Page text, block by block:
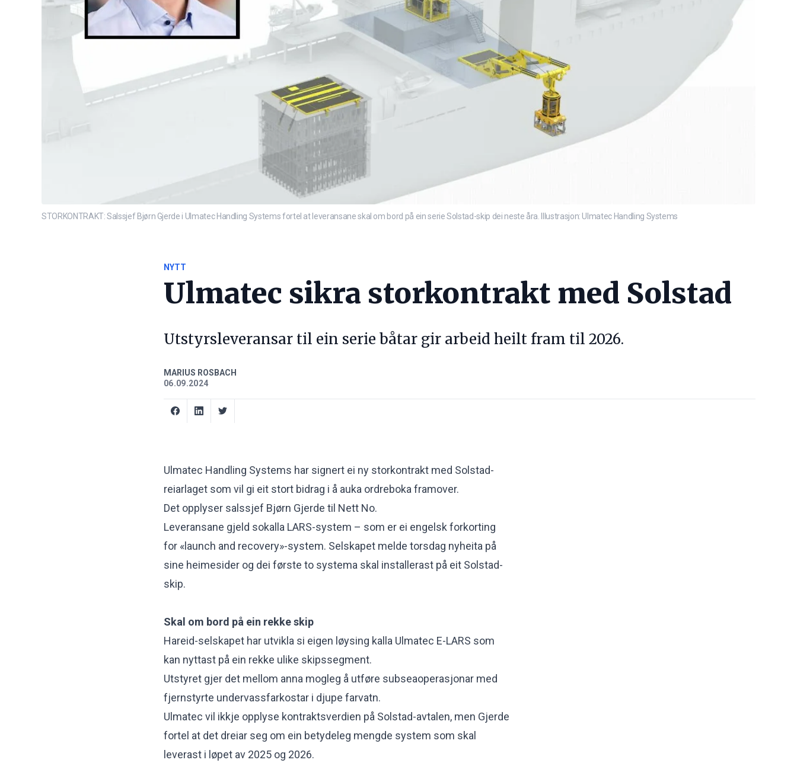
STORKONTRAKT: Salssjef Bjørn Gjerde i Ulmatec Handling Systems fortel at leveransane skal om bord på ein serie Solstad-skip dei neste åra. Illustrasjon: Ulmatec Handling Systems
NYTT
Ulmatec sikra storkontrakt med Solstad
Utstyrsleveransar til ein serie båtar gir arbeid heilt fram til 2026.
MARIUS ROSBACH
06.09.2024
Ulmatec Handling Systems har signert ei ny storkontrakt med Solstad-
reiarlaget som vil gi eit stort bidrag i å auka ordreboka framover.
Det opplyser salssjef Bjørn Gjerde til Nett No.
Leveransane gjeld sokalla LARS-system – som er ei engelsk forkorting
for «launch and recovery»-system. Selskapet melde torsdag nyheita på
sine heimesider og dei første to systema skal installerast på eit Solstad-
skip.
Skal om bord på ein rekke skip
Hareid-selskapet har utvikla si eigen løysing kalla Ulmatec E-LARS som
kan nyttast på ein rekke ulike skipssegment.
Utstyret gjer det mellom anna mogleg å utføre subseaoperasjonar med
fjernstyrte undervassfarkostar i djupe farvatn.
Ulmatec vil ikkje opplyse kontraktsverdien på Solstad-avtalen, men Gjerde
fortel at det dreiar seg om ein betydeleg mengde system som skal
leverast i løpet av 2025 og 2026.